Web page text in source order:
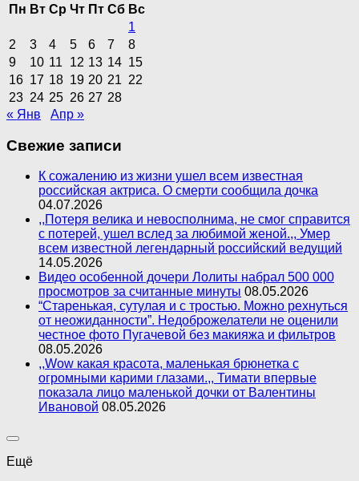
Пн Вт Ср Чт Пт Сб Вс
1
2
3 4 5 6 7
8
9
10 11 12 13 14 15
16 17 18 19 20 21 22
23 24 25 26 27 28
« Янв
Апр »
Свежие записи
К сожалению из жизни ушел всем известная
российская актриса. О смерти сообщила дочка
04.07.2026
,,Потеря велика и невосполнима, не смог справится
с потерей, ушел вслед за любимой женой.,, Умер
всем известной легендарный российский ведущий
14.05.2026
Видео особенной дочери Лолиты набрал 500 000
просмотров за считанные минуты 08.05.2026
“Старенькая, сутулая и с тростью. Можно рехнуться
от неожиданности”. Недоброжелатели не оценили
честное фото Пугачевой без макияжа и фильтров
08.05.2026
,,Wow какая красота, маленькая брюнетка с
огромными карими глазами.,, Тимати впервые
показала лицо маленькой дочки от Валентины
Ивановой 08.05.2026
Ещё